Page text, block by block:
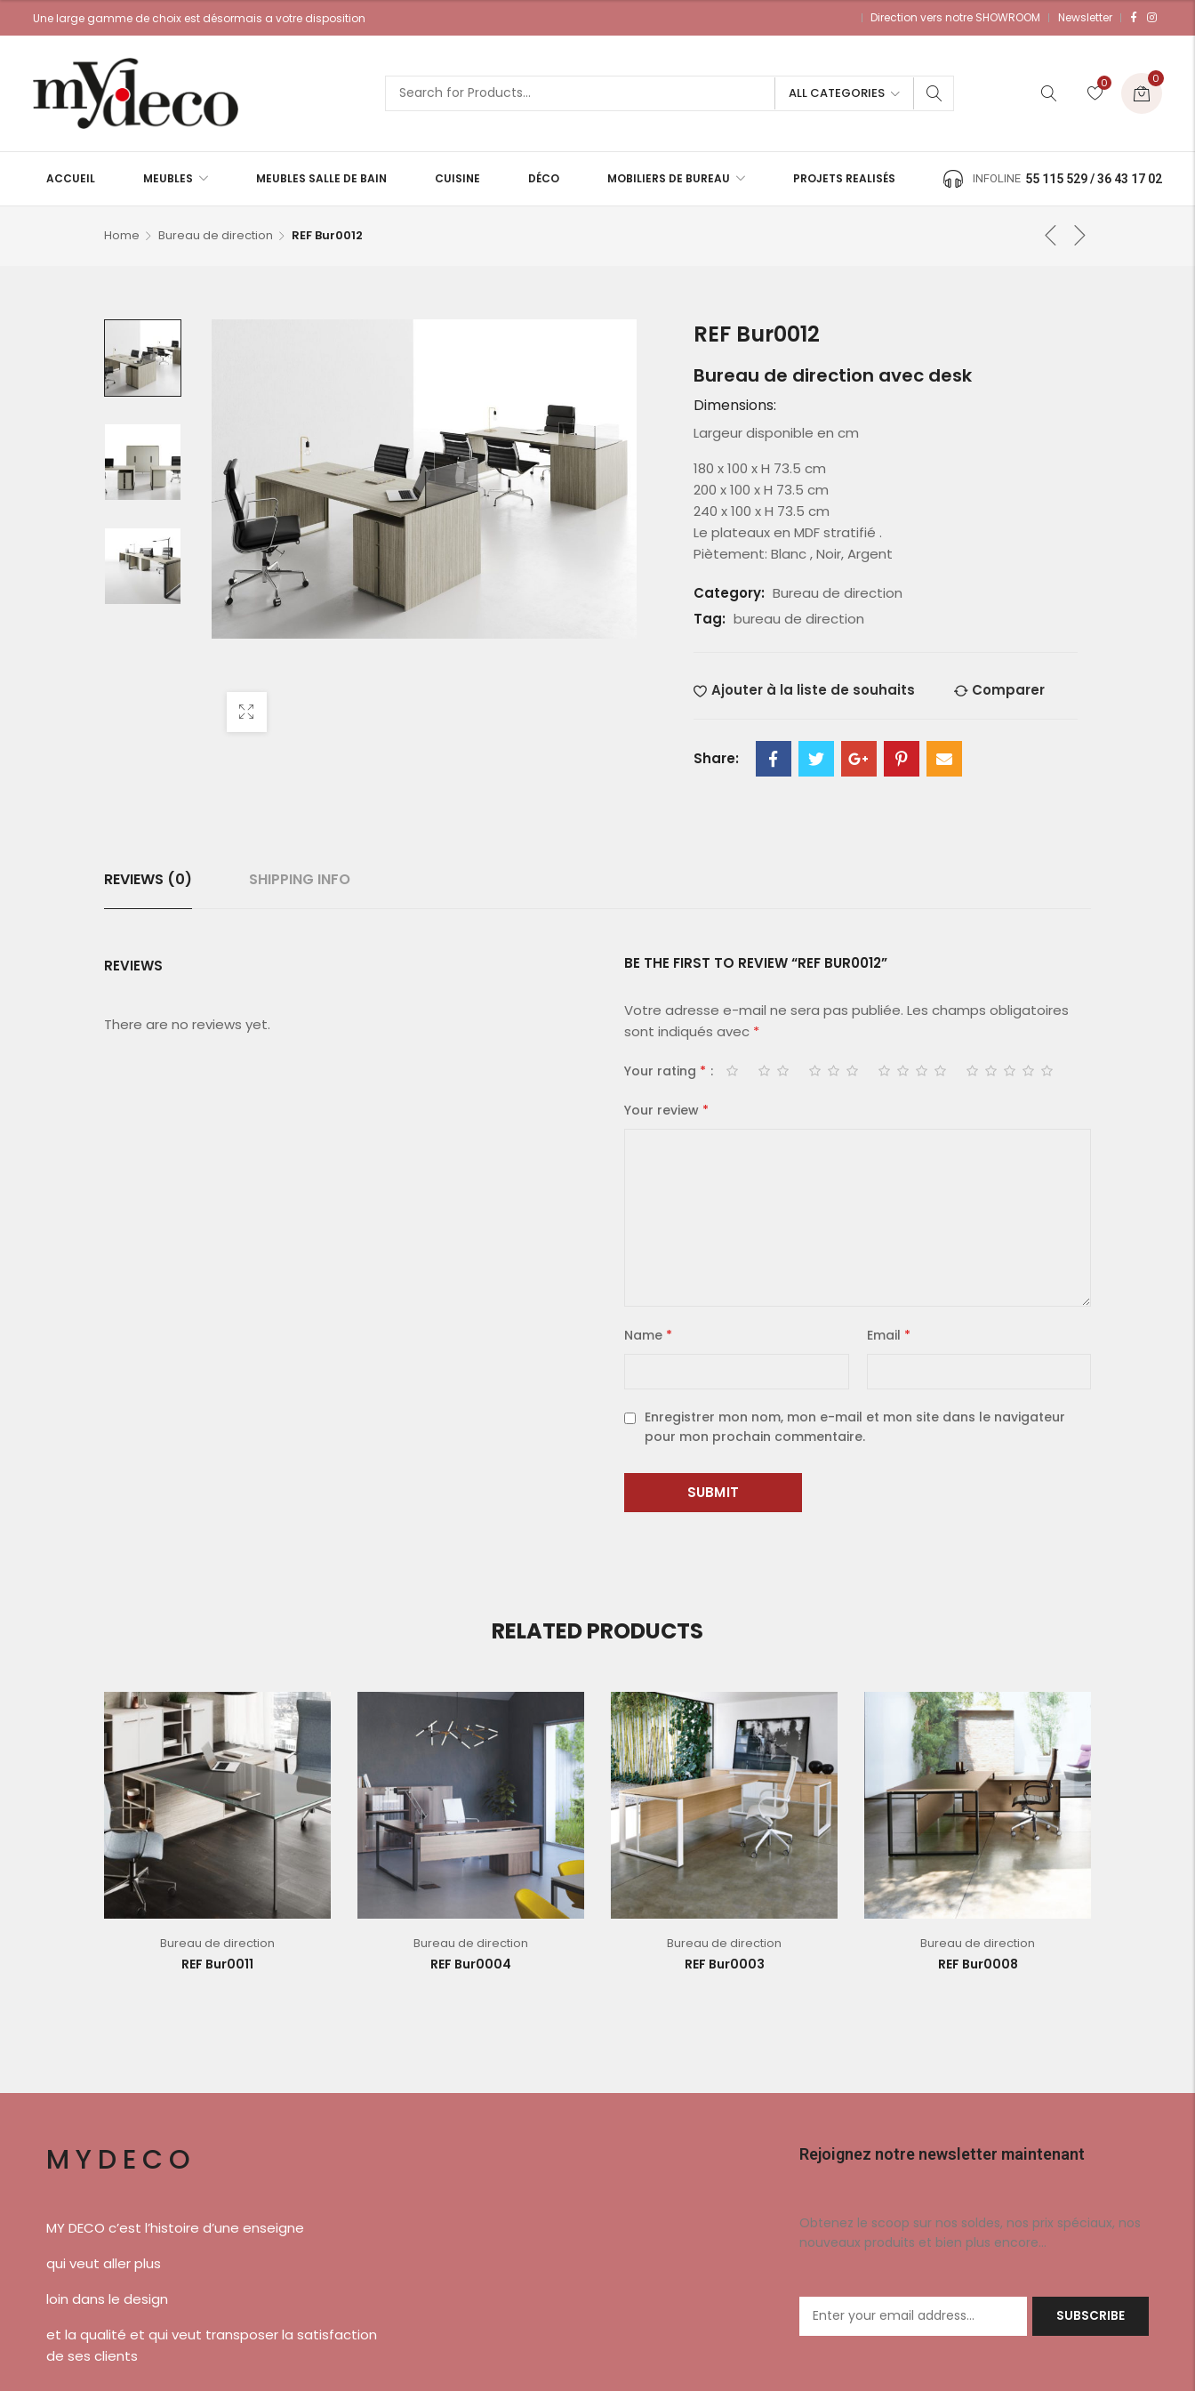
Une large gamme de choix est désormais a votre disposition Direction vers notre SHOWROOM Newsletter
ALL CATEGORIES
0 0
ACCUEIL MEUBLES MEUBLES SALLE DE BAIN CUISINE DÉCO MOBILIERS DE BUREAU PROJETS REALISÉS INFOLINE 55 115 529 / 36 43 17 02
Home Bureau de direction REF Bur0012
REF Bur0012
Bureau de direction avec desk
Dimensions:
Largeur disponible en cm
180 x 100 x H 73.5 cm
200 x 100 x H 73.5 cm
240 x 100 x H 73.5 cm
Le plateaux en MDF stratifié .‎
Piètement: Blanc , Noir, Argent
Category: Bureau de direction
Tag: bureau de direction
Ajouter à la liste de souhaits Comparer
Share:
REVIEWS (0) SHIPPING INFO
REVIEWS
There are no reviews yet.
BE THE FIRST TO REVIEW “REF BUR0012”
Votre adresse e-mail ne sera pas publiée. Les champs obligatoires
sont indiqués avec *
Your rating *
Your review *
Name * Email *
Enregistrer mon nom, mon e-mail et mon site dans le navigateur
pour mon prochain commentaire.
RELATED PRODUCTS
Bureau de direction
REF Bur0011
Bureau de direction
REF Bur0004
Bureau de direction
REF Bur0003
Bureau de direction
REF Bur0008
MYDECO
MY DECO c’est l’histoire d’une enseigne
qui veut aller plus
loin dans le design
et la qualité et qui veut transposer la satisfaction
de ses clients
Rejoignez notre newsletter maintenant
Obtenez le scoop sur nos soldes, nos prix spéciaux, nos
nouveaux produits et bien plus encore…